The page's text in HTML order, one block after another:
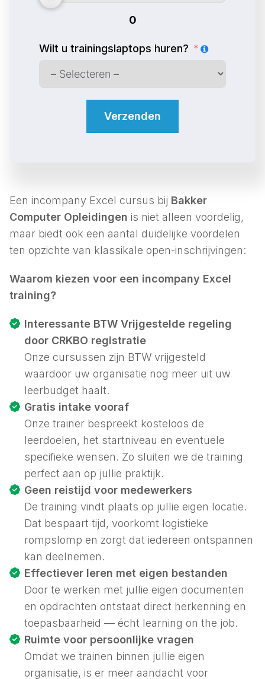
0
Wilt u trainingslaptops huren?
Verzenden
Een incompany Excel cursus bij Bakker
Computer Opleidingen is niet alleen voordelig,
maar biedt ook een aantal duidelijke voordelen
ten opzichte van klassikale open-inschrijvingen:
Waarom kiezen voor een incompany Excel
training?
Interessante BTW Vrijgestelde regeling
door CRKBO registratie
Onze cursussen zijn BTW vrijgesteld
waardoor uw organisatie nog meer uit uw
leerbudget haalt.
Gratis intake vooraf
Onze trainer bespreekt kosteloos de
leerdoelen, het startniveau en eventuele
specifieke wensen. Zo sluiten we de training
perfect aan op jullie praktijk.
Geen reistijd voor medewerkers
De training vindt plaats op jullie eigen locatie.
Dat bespaart tijd, voorkomt logistieke
rompslomp en zorgt dat iedereen ontspannen
kan deelnemen.
Effectiever leren met eigen bestanden
Door te werken met jullie eigen documenten
en opdrachten ontstaat direct herkenning en
toepasbaarheid — écht learning on the job.
Ruimte voor persoonlijke vragen
Omdat we trainen binnen jullie eigen
organisatie, is er meer aandacht voor